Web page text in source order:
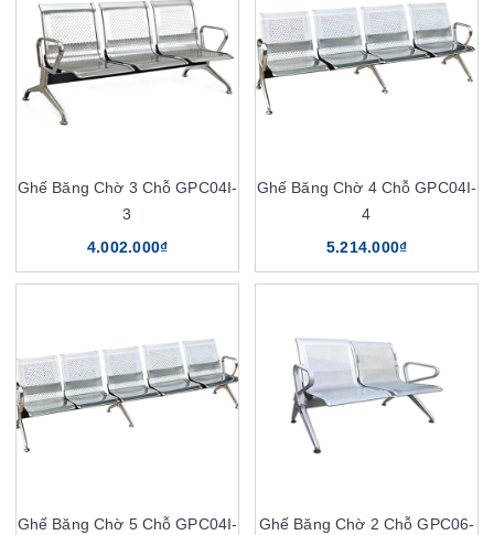
Ghế Băng Chờ 3 Chỗ GPC04I-
3
4.002.000₫
Ghế Băng Chờ 4 Chỗ GPC04I-
4
5.214.000₫
Ghế Băng Chờ 5 Chỗ GPC04I-
Ghế Băng Chờ 2 Chỗ GPC06-